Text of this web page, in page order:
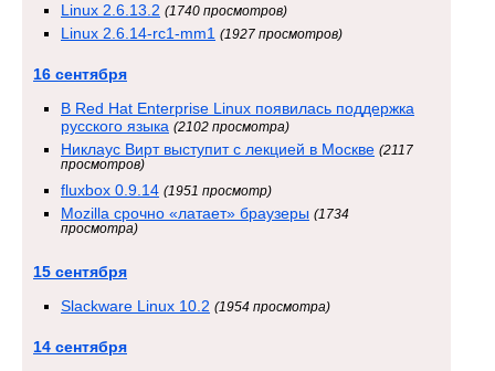
Linux 2.6.13.2 (1740 просмотров)
Linux 2.6.14-rc1-mm1 (1927 просмотров)
16 сентября
В Red Hat Enterprise Linux появилась поддержка
русского языка (2102 просмотра)
Никлаус Вирт выступит с лекцией в Москве (2117
просмотров)
fluxbox 0.9.14 (1951 просмотр)
Mozilla срочно «латает» браузеры (1734
просмотра)
15 сентября
Slackware Linux 10.2 (1954 просмотра)
14 сентября